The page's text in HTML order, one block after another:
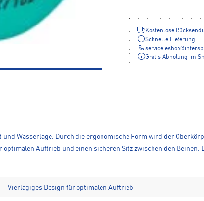
Kostenlose
Schnelle Lieferung
service.eshop@
Gratis Abholung im
Wasserlage. Durch die ergonomische Form wird der
Auftrieb und einen sicheren Sitz zwischen den Beinen.
Vierlagiges Design für optimalen Auftrieb